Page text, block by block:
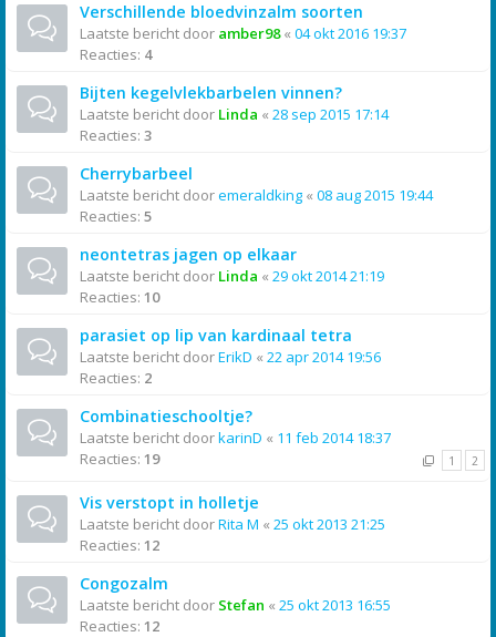
Verschillende bloedvinzalm soorten
Laatste bericht door amber98« 04 okt 2016 19:37
Reacties: 4
Bijten kegelvlekbarbelen vinnen?
Laatste bericht door Linda « 28 sep 2015 17:14
Reacties: 3
Cherrybarbeel
Laatste bericht dooremeraldking « 08 aug 2015 19:44
Reacties: 5
neontetras jagen op elkaar
Laatste bericht door Linda « 29 okt 2014 21:19
Reacties: 10
parasiet op lip van kardinaal tetra
Laatste bericht doorErikD « 22 apr 2014 19:56
Reacties: 2
Combinatieschooltje?
Laatste bericht doorkarinD « 11 feb 2014 18:37
Reacties: 19 1 2
Vis verstopt in holletje
Laatste bericht doorRita M « 25 okt 2013 21:25
Reacties: 12
Congozalm
Laatste bericht door Stefan « 25 okt 2013 16:55
Reacties: 12